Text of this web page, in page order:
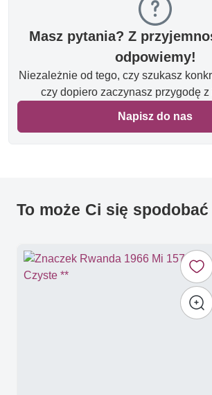
Masz pytania? Z
odpowiemy!
Niezależnie od tego, czy szukasz
czy dopiero zaczynasz przygodę
Napisz do nas
To może Ci się spodobać